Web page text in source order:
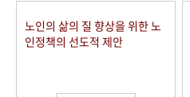
노인의 삶의 질 향상을 위한 노
인정책의 선도적 제안